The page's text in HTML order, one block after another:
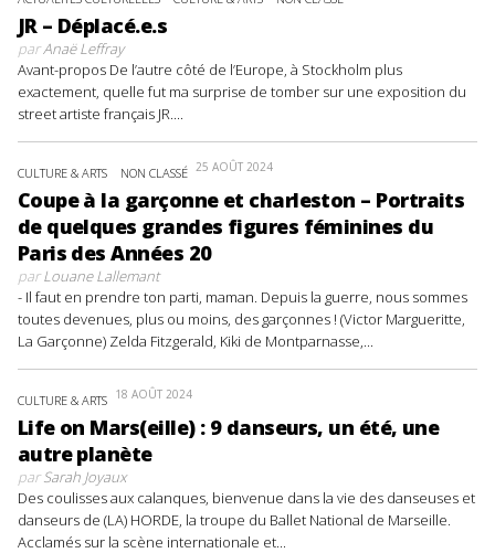
JR – Déplacé.e.s
parAnaë Leffray
Avant-propos De l’autre côté de l’Europe, à Stockholm plus
exactement, quelle fut ma surprise de tomber sur une exposition du
street artiste français JR....
CULTURE & ARTS NON CLASSÉ 25 AOÛT 2024
Coupe à la garçonne et charleston – Portraits
de quelques grandes figures féminines du
Paris des Années 20
parLouane Lallemant
- Il faut en prendre ton parti, maman. Depuis la guerre, nous sommes
toutes devenues, plus ou moins, des garçonnes ! (Victor Margueritte,
La Garçonne) Zelda Fitzgerald, Kiki de Montparnasse,...
CULTURE & ARTS 18 AOÛT 2024
Life on Mars(eille) : 9 danseurs, un été, une
autre planète
parSarah Joyaux
Des coulisses aux calanques, bienvenue dans la vie des danseuses et
danseurs de (LA) HORDE, la troupe du Ballet National de Marseille.
Acclamés sur la scène internationale et...